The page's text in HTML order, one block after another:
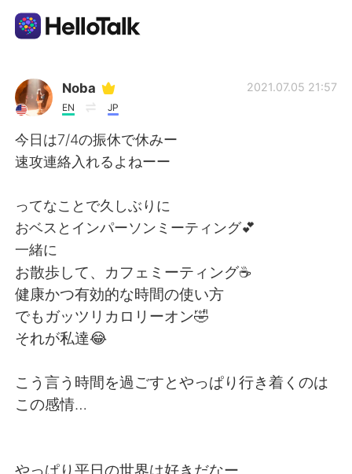
Ứng dụng trao đổi ngôn ngữ
Tiếng Việt
English 简体中文
繁體中文 Español
العربية Français
한국어
Noba
EN JP
2021.07.05 21:57
今日は7/4の振休で休みー
速攻連絡入れるよねーー
ってなことで久しぶりに
おベスとインパーソンミーティング💕
一緒に
お散歩して、カフェミーティング☕️
健康かつ有効的な時間の使い方
でもガッツリカロリーオン🤣
それが私達😂
こう言う時間を過ごすとやっぱり行き着くのは
この感情…
やっぱり平日の世界は好きだなー